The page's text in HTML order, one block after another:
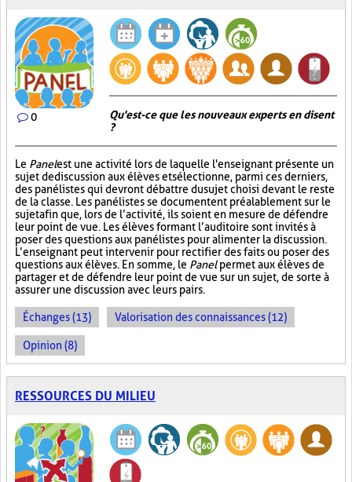
0
Qu'est-ce que les nouveaux experts en disent
?
Le Panelest une activité lors de laquelle l'enseignant présente un
sujet de discussion aux élèves et sélectionne, parmi ces derniers,
des panélistes qui devront débattre du sujet choisi devant le reste
de la classe. Les panélistes se documentent préalablement sur le
sujet afin que, lors de l’activité, ils soient en mesure de défendre
leur point de vue. Les élèves formant l’auditoire sont invités à
poser des questions aux panélistes pour alimenter la discussion.
L’enseignant peut intervenir pour rectifier des faits ou poser des
questions aux élèves. En somme, le Panelpermet aux élèves de
partager et de défendre leur point de vue sur un sujet, de sorte à
assurer une discussion avec leurs pairs.
Échanges (13) Valorisation des connaissances (12)
Opinion (8)
RESSOURCES DU MILIEU